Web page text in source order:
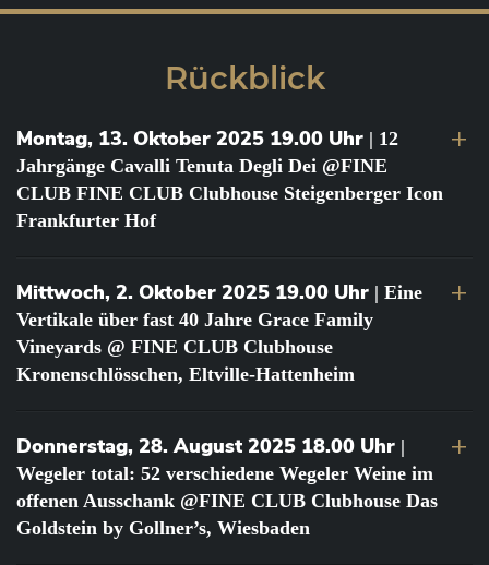
Rückblick
Montag, 13. Oktober 2025 19.00 Uhr | 12
Jahrgänge Cavalli Tenuta Degli Dei @FINE
CLUB FINE CLUB Clubhouse Steigenberger Icon
Frankfurter Hof
Mittwoch, 2. Oktober 2025 19.00 Uhr | Eine
Vertikale über fast 40 Jahre Grace Family
Vineyards @ FINE CLUB Clubhouse
Kronenschlösschen, Eltville-Hattenheim
Donnerstag, 28. August 2025 18.00 Uhr |
Wegeler total: 52 verschiedene Wegeler Weine im
offenen Ausschank @FINE CLUB Clubhouse Das
Goldstein by Gollner’s, Wiesbaden